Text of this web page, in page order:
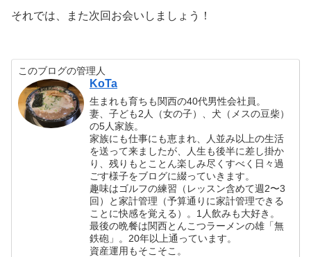
それでは、また次回お会いしましょう！
このブログの管理人
KoTa
生まれも育ちも関西の40代男性会社員。
妻、子ども2人（女の子）、犬（メスの豆柴）
の5人家族。
家族にも仕事にも恵まれ、人並み以上の生活
を送って来ましたが、人生も後半に差し掛か
り、残りもとことん楽しみ尽くすべく日々過
ごす様子をブログに綴っていきます。
趣味はゴルフの練習（レッスン含めて週2〜3
回）と家計管理（予算通りに家計管理できる
ことに快感を覚える）。1人飲みも大好き。
最後の晩餐は関西とんこつラーメンの雄「無
鉄砲」。20年以上通っています。
資産運用もそこそこ。